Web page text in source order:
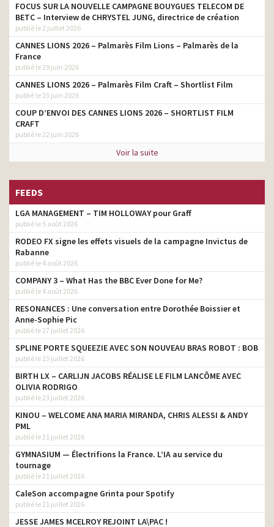
FOCUS SUR LA NOUVELLE CAMPAGNE BOUYGUES TELECOM DE
BETC – Interview de CHRYSTEL JUNG, directrice de création
publié le 2 juillet 2026
CANNES LIONS 2026 – Palmarès Film Lions – Palmarès de la
France
publié le 29 juin 2026
CANNES LIONS 2026 – Palmarès Film Craft – Shortlist Film
publié le 23 juin 2026
COUP D’ENVOI DES CANNES LIONS 2026 – SHORTLIST FILM
CRAFT
publié le 22 juin 2026
Voir la suite
FEEDS
LGA MANAGEMENT – TIM HOLLOWAY pour Graff
publié le 5 août 2026
RODEO FX signe les effets visuels de la campagne Invictus de
Rabanne
publié le 4 août 2026
COMPANY 3 – What Has the BBC Ever Done for Me?
publié le 4 août 2026
RESONANCES : Une conversation entre Dorothée Boissier et
Anne-Sophie Pic
publié le 27 juillet 2026
SPLINE PORTE SQUEEZIE AVEC SON NOUVEAU BRAS ROBOT : BOB
publié le 23 juillet 2026
BIRTH LX – CARLIJN JACOBS RÉALISE LE FILM LANCÔME AVEC
OLIVIA RODRIGO
publié le 23 juillet 2026
KINOU – WELCOME ANA MARIA MIRANDA, CHRIS ALESSI & ANDY
PML
publié le 21 juillet 2026
GYMNASIUM — Électrifions la France. L’IA au service du
tournage
publié le 21 juillet 2026
CaleSon accompagne Grinta pour Spotify
publié le 21 juillet 2026
JESSE JAMES MCELROY REJOINT LA\PAC !